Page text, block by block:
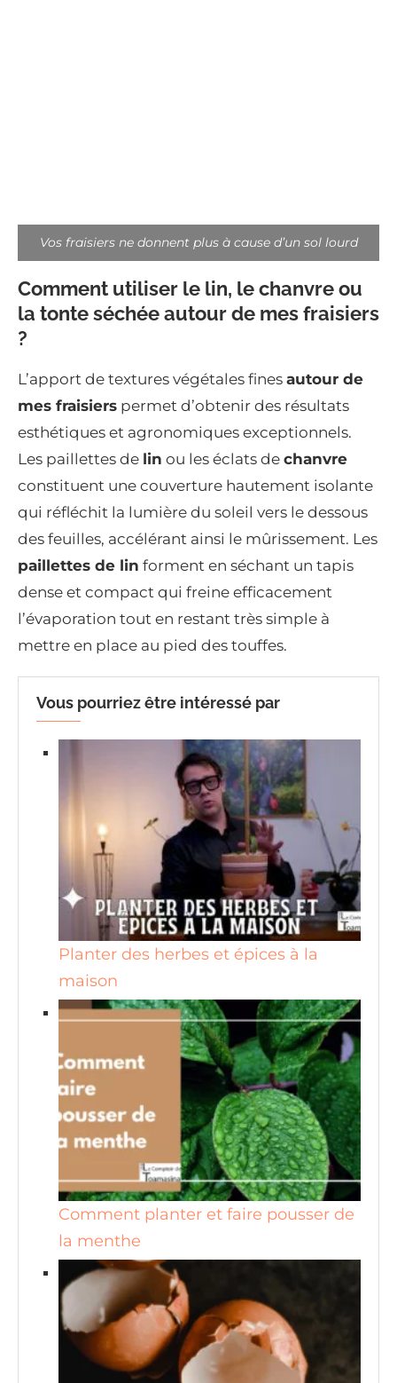
Vos fraisiers ne donnent plus à cause d’un sol lourd
Comment utiliser le lin, le chanvre ou
la tonte séchée autour de mes fraisiers
?
L’apport de textures végétales fines autour de
mes fraisiers permet d’obtenir des résultats
esthétiques et agronomiques exceptionnels.
Les paillettes de lin ou les éclats de chanvre
constituent une couverture hautement isolante
qui réfléchit la lumière du soleil vers le dessous
des feuilles, accélérant ainsi le mûrissement. Les
paillettes de lin forment en séchant un tapis
dense et compact qui freine efficacement
l’évaporation tout en restant très simple à
mettre en place au pied des touffes.
Vous pourriez être intéressé par
Planter des herbes et épices à la
maison
Comment planter et faire pousser de
la menthe